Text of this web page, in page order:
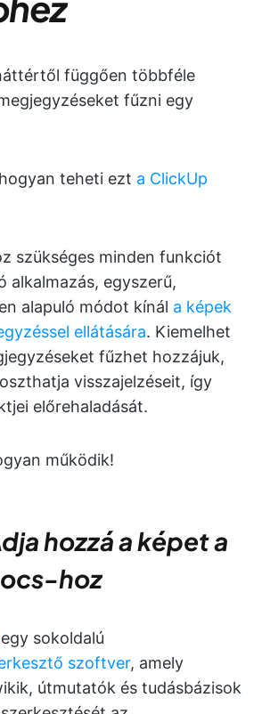
függően többféle
fűzni egy
teheti ezt a ClickUp
szükséges minden funkciót
alkalmazás, egyszerű,
alapuló módot kínál a képek
ellátására. Kiemelhet
fűzhet hozzájuk,
visszajelzéseit, így
előrehaladását.
működik!
hozzá a képet a
hoz
egy sokoldalú
szoftver, amely
útmutatók és tudásbázisok